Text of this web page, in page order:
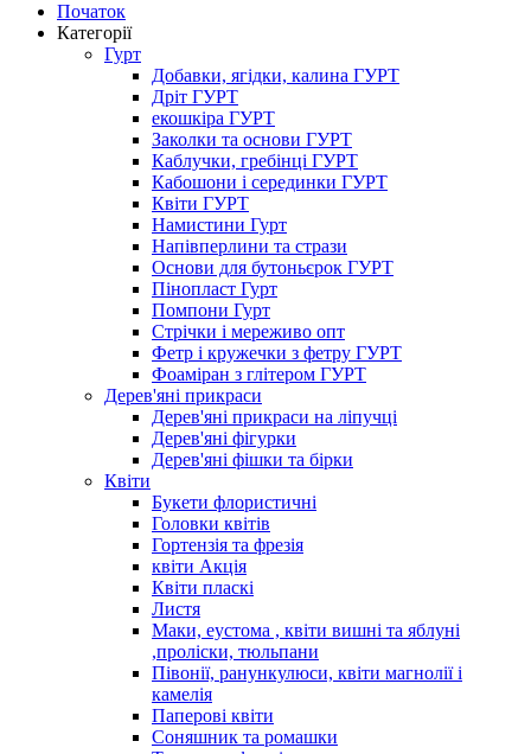
Початок
Категорії
Гурт
Добавки, ягідки, калина ГУРТ
Дріт ГУРТ
екошкіра ГУРТ
Заколки та основи ГУРТ
Каблучки, гребінці ГУРТ
Кабошони і серединки ГУРТ
Квіти ГУРТ
Намистини Гурт
Напівперлини та стрази
Основи для бутоньєрок ГУРТ
Пінопласт Гурт
Помпони Гурт
Стрічки і мереживо опт
Фетр і кружечки з фетру ГУРТ
Фоаміран з глітером ГУРТ
Дерев'яні прикраси
Дерев'яні прикраси на ліпучці
Дерев'яні фігурки
Дерев'яні фішки та бірки
Квіти
Букети флористичні
Головки квітів
Гортензія та фрезія
квіти Акція
Квіти пласкі
Листя
Маки, еустома , квіти вишні та яблуні
,проліски, тюльпани
Півонії, ранункулюси, квіти магнолії і
камелія
Паперові квіти
Соняшник та ромашки